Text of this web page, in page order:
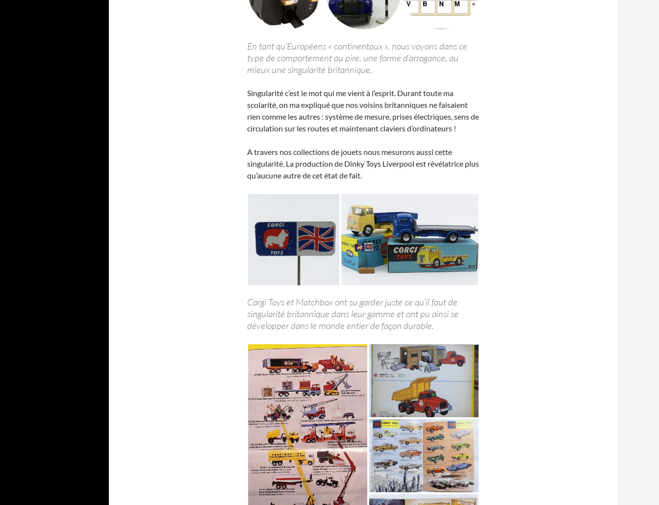
En tant qu’Européens « continentaux », nous voyons dans ce
type de comportement au pire, une forme d’arrogance, au
mieux une singularité britannique.
Singularité c’est le mot qui me vient à l’esprit. Durant toute ma
scolarité, on ma expliqué que nos voisins britanniques ne faisaient
rien comme les autres : système de mesure, prises électriques, sens de
circulation sur les routes et maintenant claviers d’ordinateurs !
A travers nos collections de jouets nous mesurons aussi cette
singularité. La production de Dinky Toys Liverpool est révélatrice plus
qu’aucune autre de cet état de fait.
Corgi Toys et Matchbox ont su garder juste ce qu’il faut de
singularité britannique dans leur gamme et ont pu ainsi se
développer dans le monde entier de façon durable.